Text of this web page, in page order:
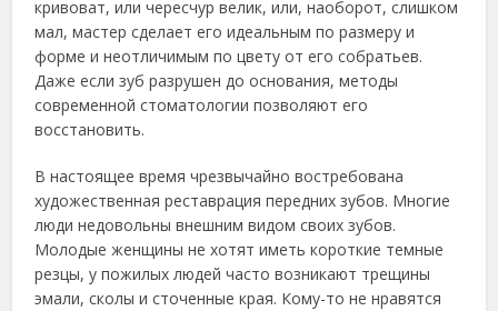
кривоват, или чересчур велик, или, наоборот, слишком
мал, мастер сделает его идеальным по размеру и
форме и неотличимым по цвету от его собратьев.
Даже если зуб разрушен до основания, методы
современной стоматологии позволяют его
восстановить.
В настоящее время чрезвычайно востребована
художественная реставрация передних зубов. Многие
люди недовольны внешним видом своих зубов.
Молодые женщины не хотят иметь короткие темные
резцы, у пожилых людей часто возникают трещины
эмали, сколы и сточенные края. Кому-то не нравятся